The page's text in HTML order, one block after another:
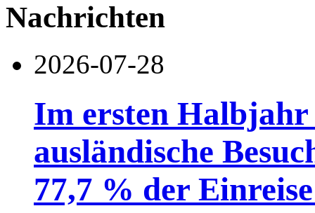
Nachrichten
2026-07-28
Im ersten
ausländische
77,7 % der